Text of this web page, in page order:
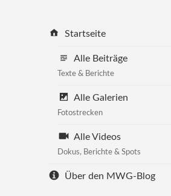
Startseite
Alle Beiträge
Texte & Berichte
Alle Galerien
Fotostrecken
Alle Videos
Dokus, Berichte & Spots
Über den MWG-Blog